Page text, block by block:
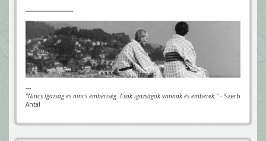
---
"Nincs igazság és nincs emberiség. Csak igazságok vannak és emberek." - Szerb
Antal